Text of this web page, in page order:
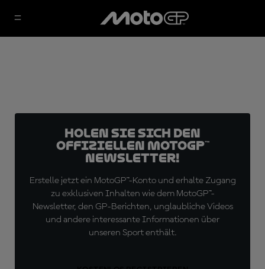
Holen Sie sich den
offiziellen MotoGP™
Newsletter!
Erstelle jetzt ein MotoGP™-Konto und erhalte Zugang
zu exklusiven Inhalten wie dem MotoGP™-
Newsletter, den GP-Berichten, unglaubliche Videos
und andere interessante Informationen über
unseren Sport enthält.